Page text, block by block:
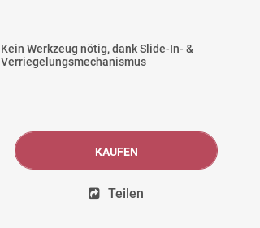
Kein Werkzeug nötig, dank Slide-In- &
Verriegelungsmechanismus
KAUFEN
Teilen